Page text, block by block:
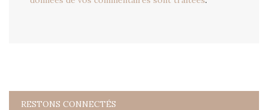
RESTONS CONNECTÉS